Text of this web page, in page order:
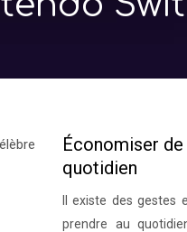
Économiser de
quotidien
Il existe des gestes
prendre au